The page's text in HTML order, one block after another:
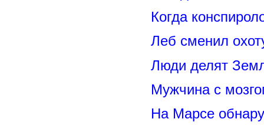
Когда
Леб сменил
Люди делят
Мужчина с
На Марсе